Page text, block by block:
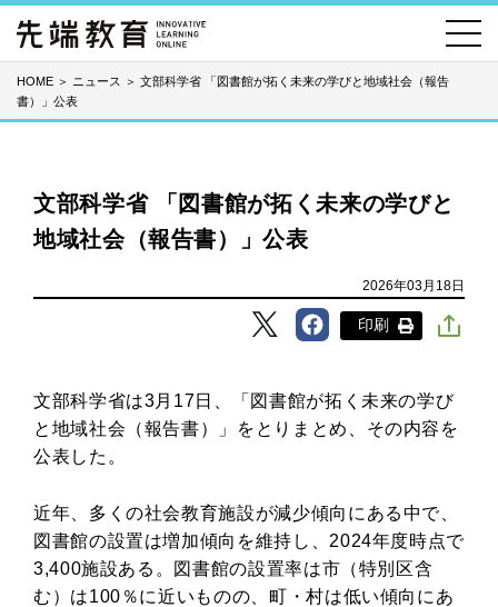
HOME ＞ ニュース ＞ 文部科学省 「図書館が拓く未来の学びと地域社会（報告
書）」公表
文部科学省 「図書館が拓く未来の学びと
地域社会（報告書）」公表
2026年03月18日
印刷
文部科学省は3月17日、「図書館が拓く未来の学び
と地域社会（報告書）」をとりまとめ、その内容を
公表した。
近年、多くの社会教育施設が減少傾向にある中で、
図書館の設置は増加傾向を維持し、2024年度時点で
3,400施設ある。図書館の設置率は市（特別区含
む）は100％に近いものの、町・村は低い傾向にあ